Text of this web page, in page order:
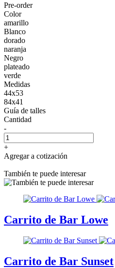
Pre-order
Color
amarillo
Blanco
dorado
naranja
Negro
plateado
verde
Medidas
44x53
84x41
Guía de talles
Cantidad
-
+
Agregar a cotización
También te puede interesar
Carrito de Bar Lowe
Carrito de Bar Sunset